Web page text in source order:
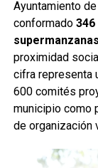
desechos que
Supermanzana
brigada de
basureros
disposición de
Fuente: 5to
Ayuntamiento
conformado
supermanzanas
proximidad
cifra representa
600 comités
municipio como
de organización